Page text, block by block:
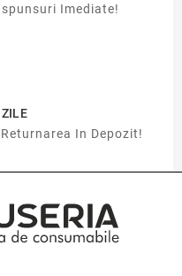
Imediate!
In Depozit!